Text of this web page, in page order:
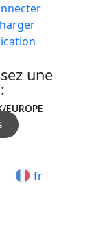
une
EUROPE
fr